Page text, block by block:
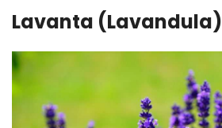
Lavanta (Lavandula)